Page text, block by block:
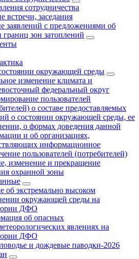
сотрудничества
встречи, заседания
заявлений с предложениями об
границ зон затоплений
окружающей среды
изменение климата и
федеральный округ
пользователей
о составе предоставляемых
о состоянии окружающей среды, ее
о формах доведения данной
и об организациях,
информационное
пользователей (потребителей)
изменение и прекращение
охранной зоны
об экстремально высоком
окружающей среды на
ДФО
об опасных
явлениях на
ДФО
и дождевые паводки-2026